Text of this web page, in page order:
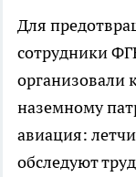
Для
сотрудники
организовали
наземному
авиация:
обследуют